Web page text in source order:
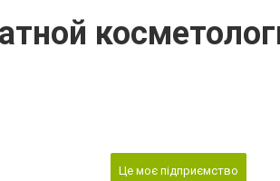
Це моє підприємство